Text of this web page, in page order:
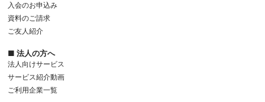
入会のお申込み
資料のご請求
ご友人紹介
■ 法人の方へ
法人向けサービス
サービス紹介動画
ご利用企業一覧